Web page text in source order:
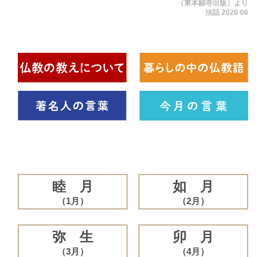
（東本願寺出版）より
法話 2026 06
睦 月
（1月）
如 月
（2月）
弥 生
（3月）
卯 月
（4月）